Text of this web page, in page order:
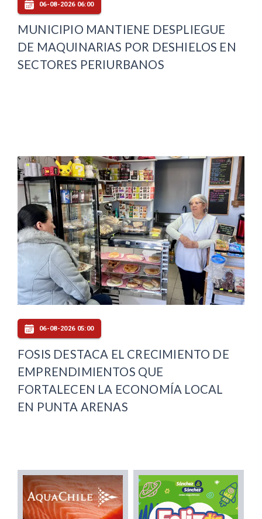
06-08-2026 06:00
MUNICIPIO MANTIENE DESPLIEGUE
DE MAQUINARIAS POR DESHIELOS EN
SECTORES PERIURBANOS
06-08-2026 05:00
FOSIS DESTACA EL CRECIMIENTO DE
EMPRENDIMIENTOS QUE
FORTALECEN LA ECONOMÍA LOCAL
EN PUNTA ARENAS